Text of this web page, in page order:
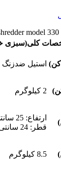
model
کلی(سبزی
استیل ضدزنگ
2 کیلوگرم
ارتفاع: 25 سانتی متر
قطر: 24 سانتی متر
8.5 کیلوگرم